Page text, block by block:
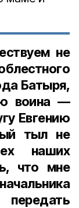
не
Батыря,
воина —
Евгению
тыл не
наших
что мне